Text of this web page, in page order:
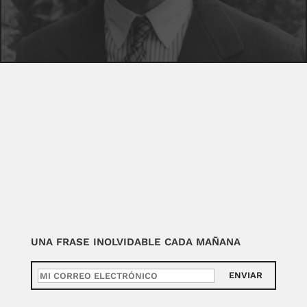
UNA FRASE INOLVIDABLE CADA MAÑANA
ENVIAR